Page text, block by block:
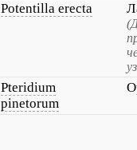
Potentilla erecta
Pteridium
pinetorum